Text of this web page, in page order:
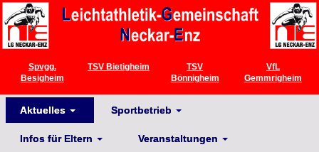
Spvgg.
Besigheim
TSV Bietigheim
TSV
Bönnigheim
VfL
Gemmrigheim
Aktuelles Sportbetrieb
Infos für Eltern Veranstaltungen